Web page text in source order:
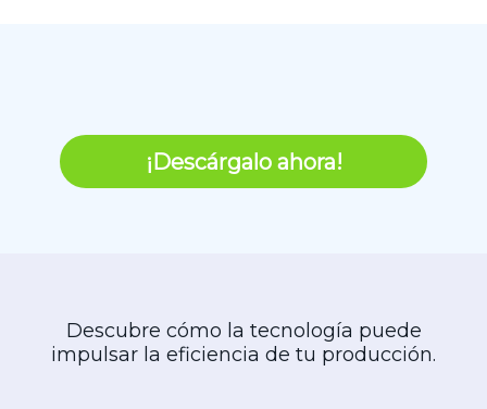
¡Descárgalo ahora!
Descubre cómo la tecnología puede
impulsar la eficiencia de tu producción.